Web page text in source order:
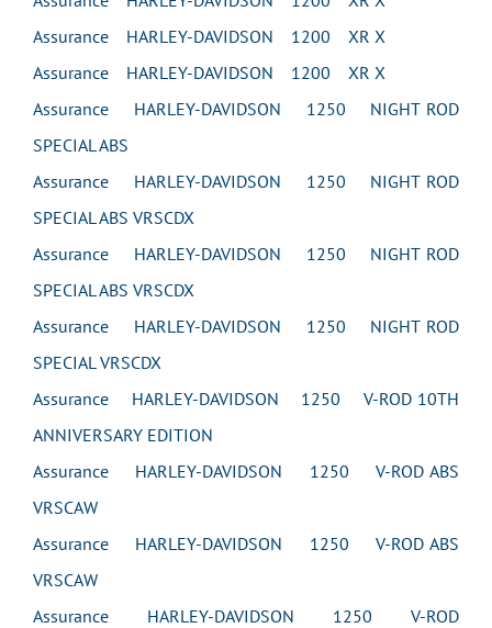
Assurance HARLEY-DAVIDSON 1200 XR X
Assurance HARLEY-DAVIDSON 1200 XR X
Assurance HARLEY-DAVIDSON 1250 NIGHT ROD
SPECIAL ABS
Assurance HARLEY-DAVIDSON 1250 NIGHT ROD
SPECIAL ABS VRSCDX
Assurance HARLEY-DAVIDSON 1250 NIGHT ROD
SPECIAL ABS VRSCDX
Assurance HARLEY-DAVIDSON 1250 NIGHT ROD
SPECIAL VRSCDX
Assurance HARLEY-DAVIDSON 1250 V-ROD 10TH
ANNIVERSARY EDITION
Assurance HARLEY-DAVIDSON 1250 V-ROD ABS
VRSCAW
Assurance HARLEY-DAVIDSON 1250 V-ROD ABS
VRSCAW
Assurance HARLEY-DAVIDSON 1250 V-ROD